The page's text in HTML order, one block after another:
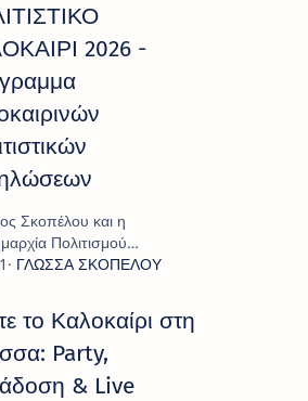
2026 -
Σκοπέλου και η
Πολιτισμού
το πρόγραμμα «
εκδ…
το Καλοκαίρι στη
Party,
& Live